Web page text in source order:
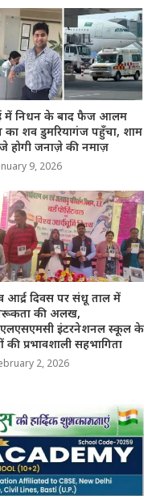
में निधन के बाद फैज आलम
का शव डुमरियागंज पहुँचा, शाम
होगी जनाज़े की नमाज़
9, 2026
आर्द्र दिवस पर संधू ताल में
की अलख,
इंटरनेशनल स्कूल के
की प्रभावशाली सहभागिता
2, 2026